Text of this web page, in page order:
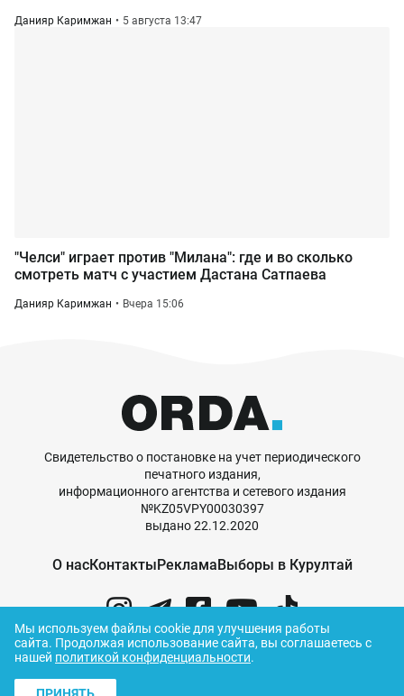
Данияр Каримжан 5 августа 13:47
"Челси" играет против "Милана": где и во сколько
смотреть матч с участием Дастана Сатпаева
Данияр Каримжан Вчера 15:06
Свидетельство о постановке на учет периодического
печатного издания,
информационного агентства и сетевого издания
№KZ05VPY00030397
выдано 22.12.2020
О насКонтакты Реклама Выборы в Курултай
© ORDA,2026.Правила использования
Мы используем файлы cookie для улучшения работы
сайта. Продолжая использование сайта, вы соглашаетесь с
нашей политикой конфиденциальности.